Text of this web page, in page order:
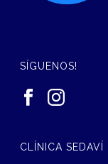
SÍGUENOS!
CLÍNICA SEDAVÍ